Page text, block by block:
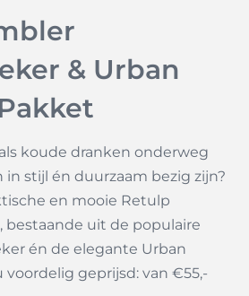
& Urban
koude dranken onderweg
stijl én duurzaam bezig zijn?
en mooie Retulp
bestaande uit de populaire
én de elegante Urban
voordelig geprijsd: van €55,-